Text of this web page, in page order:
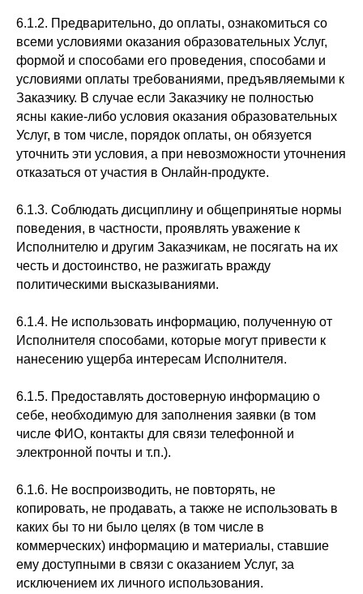
6.1.2. Предварительно, до оплаты, ознакомиться со
всеми условиями оказания образовательных Услуг,
формой и способами его проведения, способами и
условиями оплаты требованиями, предъявляемыми к
Заказчику. В случае если Заказчику не полностью
ясны какие-либо условия оказания образовательных
Услуг, в том числе, порядок оплаты, он обязуется
уточнить эти условия, а при невозможности уточнения
отказаться от участия в Онлайн-продукте.
6.1.3. Соблюдать дисциплину и общепринятые нормы
поведения, в частности, проявлять уважение к
Исполнителю и другим Заказчикам, не посягать на их
честь и достоинство, не разжигать вражду
политическими высказываниями.
6.1.4. Не использовать информацию, полученную от
Исполнителя способами, которые могут привести к
нанесению ущерба интересам Исполнителя.
6.1.5. Предоставлять достоверную информацию о
себе, необходимую для заполнения заявки (в том
числе ФИО, контакты для связи телефонной и
электронной почты и т.п.).
6.1.6. Не воспроизводить, не повторять, не
копировать, не продавать, а также не использовать в
каких бы то ни было целях (в том числе в
коммерческих) информацию и материалы, ставшие
ему доступными в связи с оказанием Услуг, за
исключением их личного использования.